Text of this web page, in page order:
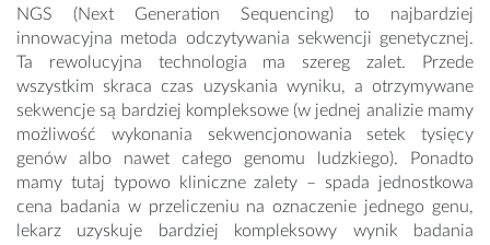
NGS (Next Generation Sequencing) to najbardziej
innowacyjna metoda odczytywania sekwencji genetycznej.
Ta rewolucyjna technologia ma szereg zalet. Przede
wszystkim skraca czas uzyskania wyniku, a otrzymywane
sekwencje są bardziej kompleksowe (w jednej analizie mamy
możliwość wykonania sekwencjonowania setek tysięcy
genów albo nawet całego genomu ludzkiego). Ponadto
mamy tutaj typowo kliniczne zalety – spada jednostkowa
cena badania w przeliczeniu na oznaczenie jednego genu,
lekarz uzyskuje bardziej kompleksowy wynik badania